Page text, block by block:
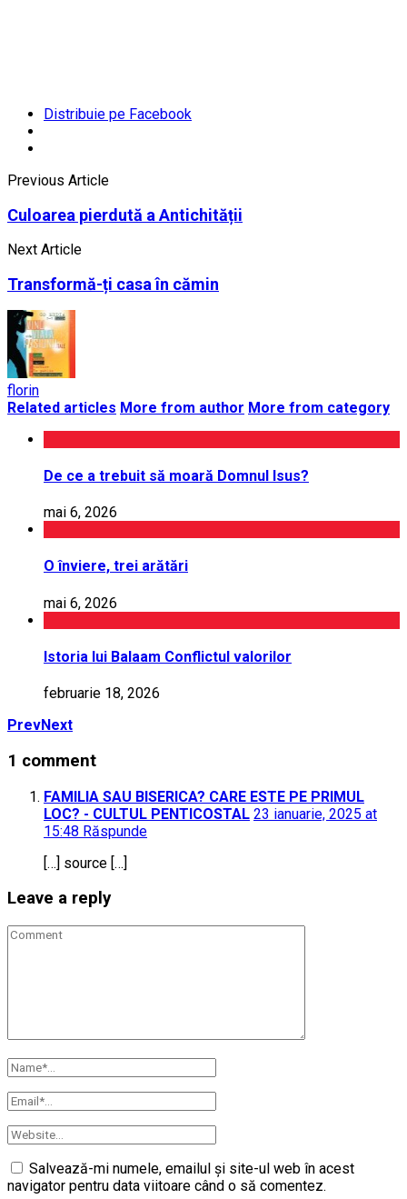
Distribuie pe Facebook
Previous Article
Culoarea pierdută a Antichității
Next Article
Transformă-ți casa în cămin
florin
Related articles More from author More from category
De ce a trebuit să moară Domnul Isus?
mai 6, 2026
O înviere, trei arătări
mai 6, 2026
Istoria lui Balaam Conflictul valorilor
februarie 18, 2026
PrevNext
1 comment
FAMILIA SAU BISERICA? CARE ESTE PE PRIMUL
LOC? - CULTUL PENTICOSTAL 23 ianuarie, 2025 at
15:48 Răspunde
[…] source […]
Leave a reply
Salvează-mi numele, emailul și site-ul web în acest
navigator pentru data viitoare când o să comentez.